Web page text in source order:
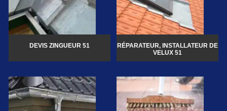
DEVIS ZINGUEUR 51
RÉPARATEUR, INSTALLATEUR DE
VELUX 51